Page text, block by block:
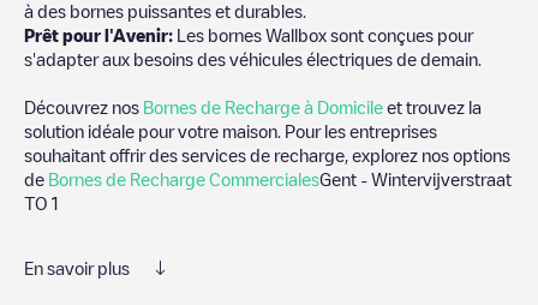
à des bornes puissantes et durables.
Prêt pour l'Avenir: Les bornes Wallbox sont conçues pour
s'adapter aux besoins des véhicules électriques de demain.
Découvrez nos Bornes de Recharge à Domicile et trouvez la
solution idéale pour votre maison. Pour les entreprises
souhaitant offrir des services de recharge, explorez nos options
de Bornes de Recharge CommercialesGent - Wintervijverstraat
TO 1
En savoir plus